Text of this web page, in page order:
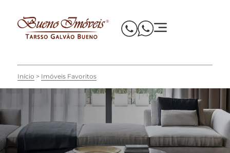
Início Imóveis Favoritos